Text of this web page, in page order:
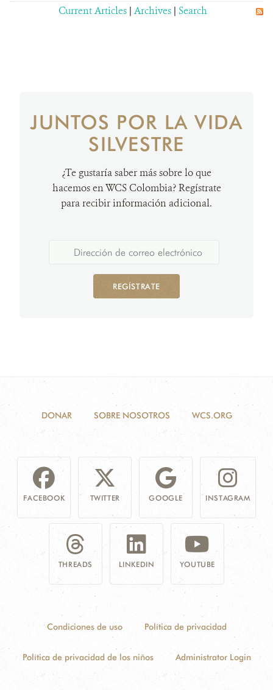
Current Articles | Archives | Search
JUNTOS POR LA VIDA
SILVESTRE
¿Te gustaría saber más sobre lo que
hacemos en WCS Colombia? Regístrate
para recibir información adicional.
REGÍSTRATE
DONAR SOBRE NOSOTROS WCS.ORG
FACEBOOK TWITTER GOOGLE INSTAGRAM
THREADS LINKEDIN YOUTUBE
Condiciones de uso Política de privacidad
Política de privacidad de los niños Administrator Login